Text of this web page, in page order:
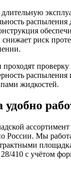
распыления
риск
проходят
распыления
жидкостей.
России. Мы
410 с учётом